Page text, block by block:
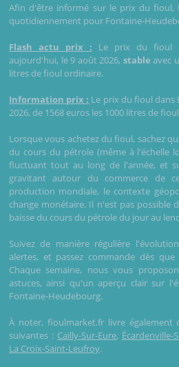
Afin d'être informé sur le prix du fioul,
quotidiennement pour Fontaine-
Flash actu prix : Le prix du fioul
aujourd'hui, le 9 août 2026, stable avec
litres de fioul ordinaire.
Information prix : Le prix du fioul dans
2026, de 1568 euros les 1000 litres de
Lorsque vous achetez du fioul, sachez
du cours du pétrole (même à l'échelle
fluctuant tout au long de l'année, et
gravitant autour du commerce de
production mondiale, le contexte
change monétaire. Il n'est pas possible
baisse du cours du pétrole du jour au
Suivez de manière régulière
alertes, et passez commande dès
Chaque semaine, nous vous
astuces, ainsi qu'un aperçu clair sur
Fontaine-Heudebourg.
À noter, fioulmarket.fr livre également
suivantes : Cailly-Sur-Eure, Écardenville-
La Croix-Saint-Leufroy.